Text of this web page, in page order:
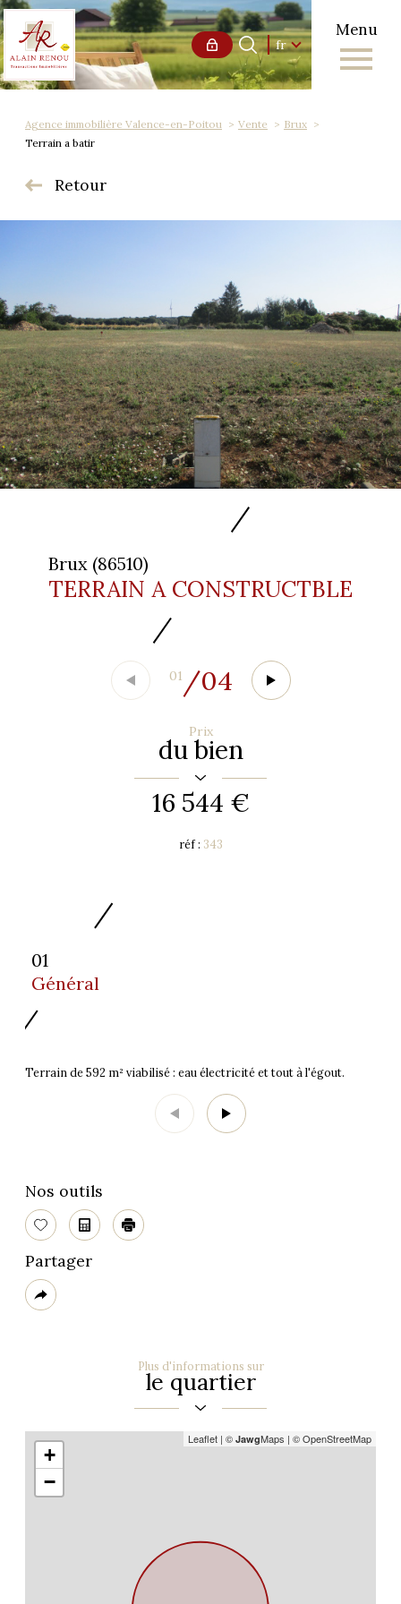
Menu
Langue
fr
Accueil 0 Langue
fr
Agence immobilière Valence-en-Poitou Vente
Brux
Terrain a batir
Retour
Brux (86510)
TERRAIN A CONSTRUCTBLE
01 /04
Prix
du bien
16 544 €
réf : 343
01
Général
Terrain de 592 m² viabilisé : eau électricité et tout à l'égout.
Nos outils
SélectionnerCalculatriceImprimer
Partager
Plus
de
Plus d'informations sur
le quartier
+
−
Leaflet | © JawgMaps | © OpenStreetMap